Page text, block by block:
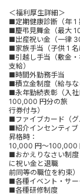
＜福利厚生詳細＞
■定期健康診断（年 1
■慶弔見舞金（最大
■出産祝い金（一律
■家族手当（子供 1 名
■引越し手当（敷金
支給）
■時間外勤務手当
■積立金制度（給与な
■永年勤続表彰（入社
100,000 円分の旅
行券付与）
■ファイブカード（グ
■紹介インセンティブ
昇格時：
10,000 円～100,000
■おかえりなさい制
に祝い金と退職
前同等の職位を約束）
■各種イベント・サー
■各種研修制度